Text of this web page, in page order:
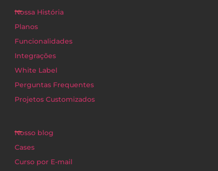
Nossa História
Planos
Funcionalidades
Integrações
White Label
Perguntas Frequentes
Projetos Customizados
Nosso blog
Cases
Curso por E-mail